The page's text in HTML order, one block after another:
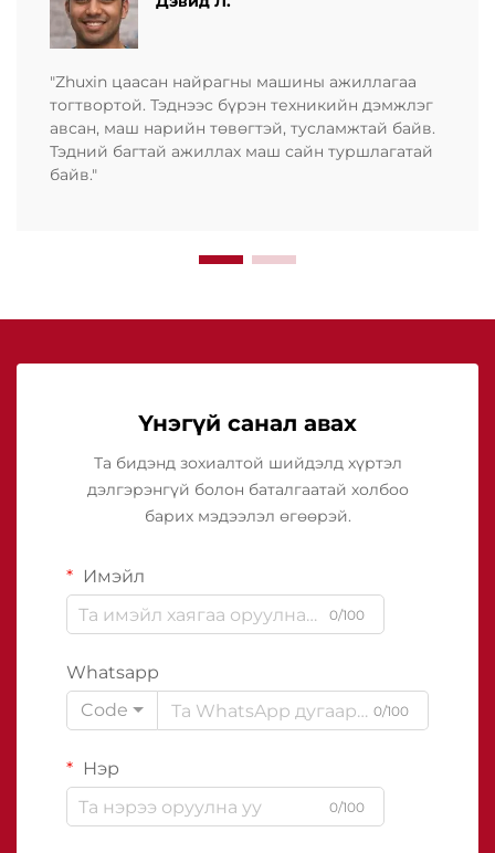
"Zhuxin цаасан найрагны машины ажиллагаа
тогтвортой. Тэднээс бүрэн техникийн дэмжлэг
авсан, маш нарийн төвөгтэй, тусламжтай байв.
Тэдний багтай ажиллах маш сайн туршлагатай
байв."
Үнэгүй санал авах
Та бидэнд зохиалтой шийдэлд хүртэл
дэлгэрэнгүй болон баталгаатай холбоо
барих мэдээлэл өгөөрэй.
Имэйл
0/100
Whatsapp
Code
0/100
Нэр
0/100